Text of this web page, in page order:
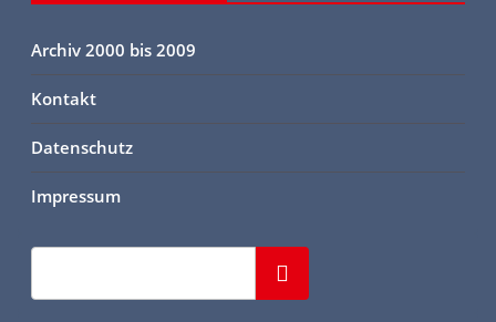
Archiv 2000 bis 2009
Kontakt
Datenschutz
Impressum
Suchen